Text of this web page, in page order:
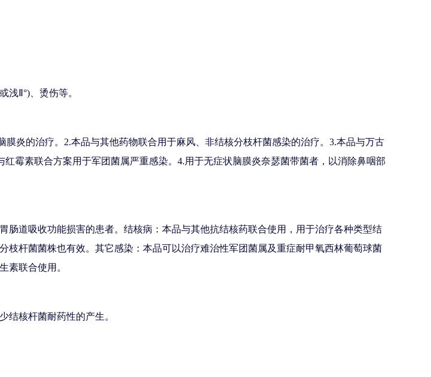
浅Ⅱ°)、烫伤等。
炎的治疗。2.本品与其他药物联合用于麻风、非结核分枝杆菌感染的治疗。3.本品与万古
霉素联合方案用于军团菌属严重感染。4.用于无症状脑膜炎奈瑟菌带菌者，以消除鼻咽部
道吸收功能损害的患者。结核病：本品与其他抗结核药联合使用，用于治疗各种类型结
杆菌菌株也有效。其它感染：本品可以治疗难治性军团菌属及重症耐甲氧西林葡萄球菌
素联合使用。
结核杆菌耐药性的产生。